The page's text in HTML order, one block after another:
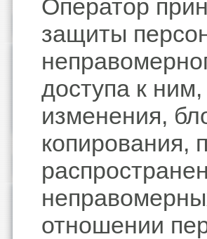
Оператор
защиты
доступа к
изменения,
копирования,
отношении